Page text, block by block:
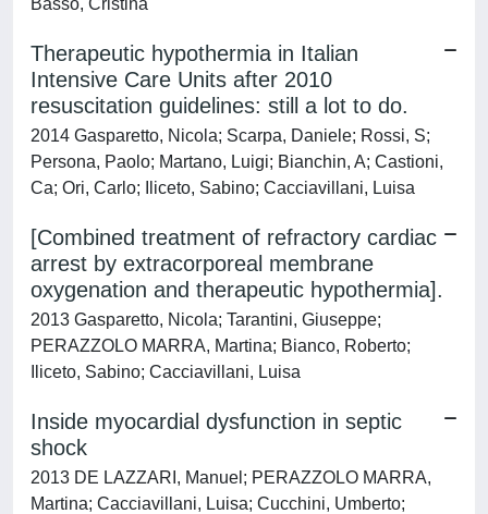
Basso, Cristina
Therapeutic hypothermia in Italian
Intensive Care Units after 2010
resuscitation guidelines: still a lot to do.
2014 Gasparetto, Nicola; Scarpa, Daniele; Rossi, S;
Persona, Paolo; Martano, Luigi; Bianchin, A; Castioni,
Ca; Ori, Carlo; Iliceto, Sabino; Cacciavillani, Luisa
[Combined treatment of refractory cardiac
arrest by extracorporeal membrane
oxygenation and therapeutic hypothermia].
2013 Gasparetto, Nicola; Tarantini, Giuseppe;
PERAZZOLO MARRA, Martina; Bianco, Roberto;
Iliceto, Sabino; Cacciavillani, Luisa
Inside myocardial dysfunction in septic
shock
2013 DE LAZZARI, Manuel; PERAZZOLO MARRA,
Martina; Cacciavillani, Luisa; Cucchini, Umberto;